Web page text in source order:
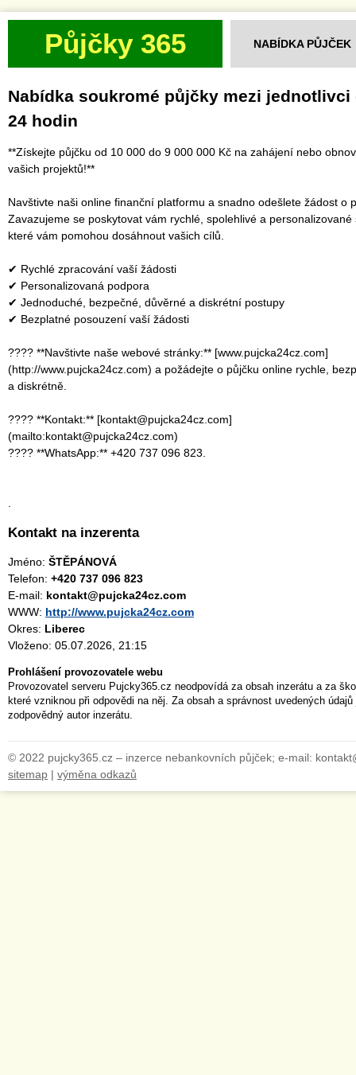
Půjčky 365 NABÍDKA PŮJČEK
Nabídka soukromé půjčky mezi jednotlivci
24 hodin
**Získejte půjčku od 10 000 do 9 000 000 Kč na zahájení nebo
vašich projektů!**
Navštivte naši online finanční platformu a snadno odešlete žádost o
Zavazujeme se poskytovat vám rychlé, spolehlivé a personalizované
které vám pomohou dosáhnout vašich cílů.
✔ Rychlé zpracování vaší žádosti
✔ Personalizovaná podpora
✔ Jednoduché, bezpečné, důvěrné a diskrétní postupy
✔ Bezplatné posouzení vaší žádosti
???? **Navštivte naše webové stránky:** [www.pujcka24cz.com]
(http://www.pujcka24cz.com) a požádejte o půjčku online rychle,
a diskrétně.
???? **Kontakt:** [kontakt@pujcka24cz.com]
(mailto:kontakt@pujcka24cz.com)
???? **WhatsApp:** +420 737 096 823.
Kontakt na inzerenta
Jméno: ŠTĚPÁNOVÁ
Telefon: +420 737 096 823
E-mail: kontakt@pujcka24cz.com
WWW: http://www.pujcka24cz.com
Okres: Liberec
Vloženo: 05.07.2026, 21:15
Prohlášení provozovatele webu
Provozovatel serveru Pujcky365.cz neodpovídá za obsah inzerátu a za
které vzniknou při odpovědi na něj. Za obsah a správnost uvedených
zodpovědný autor inzerátu.
© 2022 pujcky365.cz – inzerce nebankovních půjček; e-mail:
sitemap | výměna odkazů